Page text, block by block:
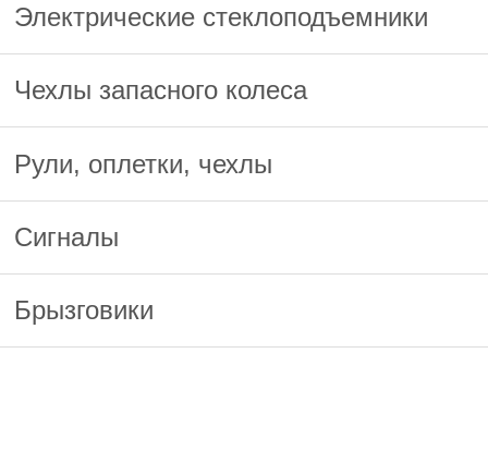
Электрические стеклоподъемники
Чехлы запасного колеса
Рули, оплетки, чехлы
Сигналы
Брызговики